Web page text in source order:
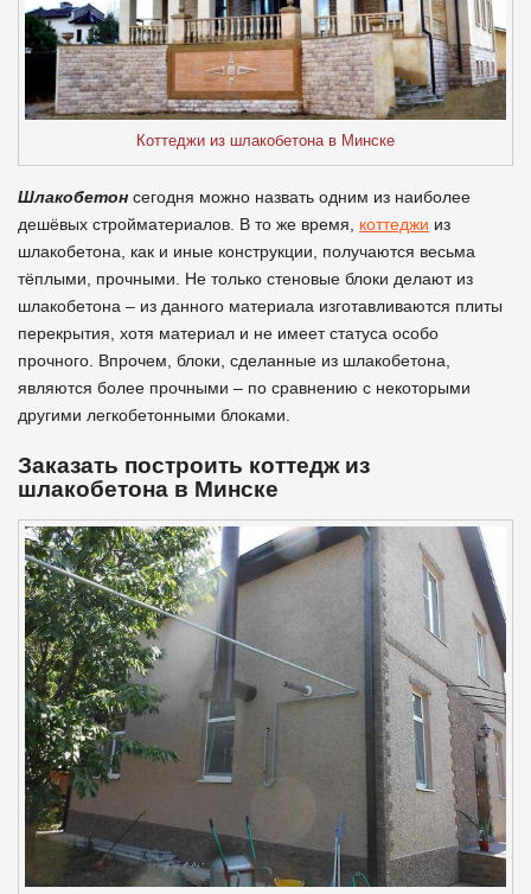
Коттеджи из шлакобетона в Минске
Шлакобетон сегодня можно назвать одним из наиболее
дешёвых стройматериалов. В то же время, коттеджи из
шлакобетона, как и иные конструкции, получаются весьма
тёплыми, прочными. Не только стеновые блоки делают из
шлакобетона – из данного материала изготавливаются плиты
перекрытия, хотя материал и не имеет статуса особо
прочного. Впрочем, блоки, сделанные из шлакобетона,
являются более прочными – по сравнению с некоторыми
другими легкобетонными блоками.
Заказать построить коттедж из
шлакобетона в Минске